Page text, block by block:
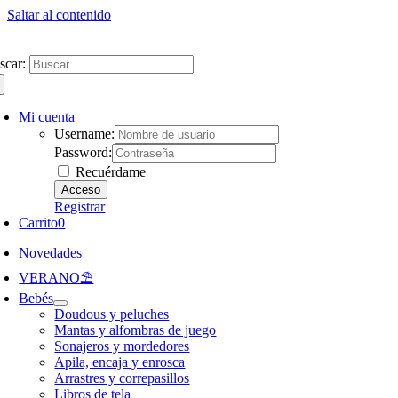
Saltar al contenido
Mi cuenta
Username:
Password:
Recuérdame
Registrar
Carrito0
Novedades
VERANO⛱️​
Bebés
Doudous y peluches
Mantas y alfombras de juego
Sonajeros y mordedores
Apila, encaja y enrosca
Arrastres y correpasillos
Libros de tela